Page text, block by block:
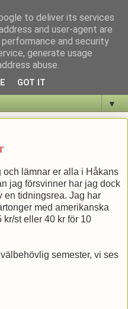
slag samt om vad som sker i
▼
lämnar er alla i Håkans
jag försvinner har jag dock
en tidningsrea. Jag har
med amerikanska
kr/st eller 40 kr för 10
semester, vi ses
to deliver its services
and user-agent are
and security
generate usage
abuse.
GOT IT